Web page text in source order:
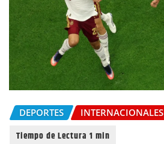
DEPORTES INTERNACIONALES